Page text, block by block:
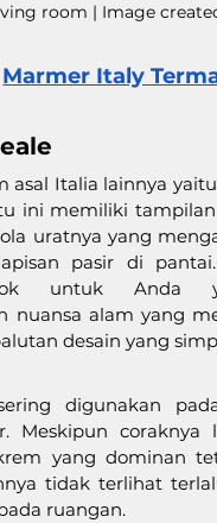
room | Image
Marmer Italy
asal Italia lainnya
ini memiliki
uratnya yang
pasir di
untuk Anda
nuansa alam yang
desain yang
digunakan
Meskipun coraknya
yang dominan
tidak terlihat
ruangan.